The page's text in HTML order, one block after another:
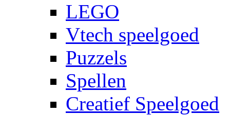
LEGO
Vtech speelgoed
Puzzels
Spellen
Creatief Speelgoed